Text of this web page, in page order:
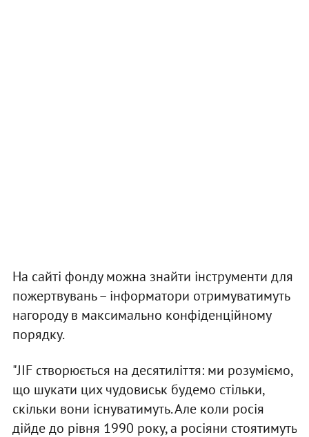
На сайті фонду можна знайти інструменти для
пожертвувань – інформатори отримуватимуть
нагороду в максимально конфіденційному
порядку.
"JIF створюється на десятиліття: ми розуміємо,
що шукати цих чудовиськ будемо стільки,
скільки вони існуватимуть. Але коли росія
дійде до рівня 1990 року, а росіяни стоятимуть